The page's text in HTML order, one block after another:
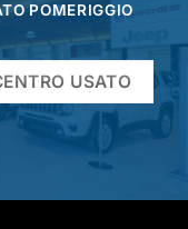
POMERIGGIO
USATO